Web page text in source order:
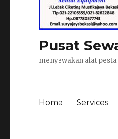
Pusat
menyewakan alat
Home Services